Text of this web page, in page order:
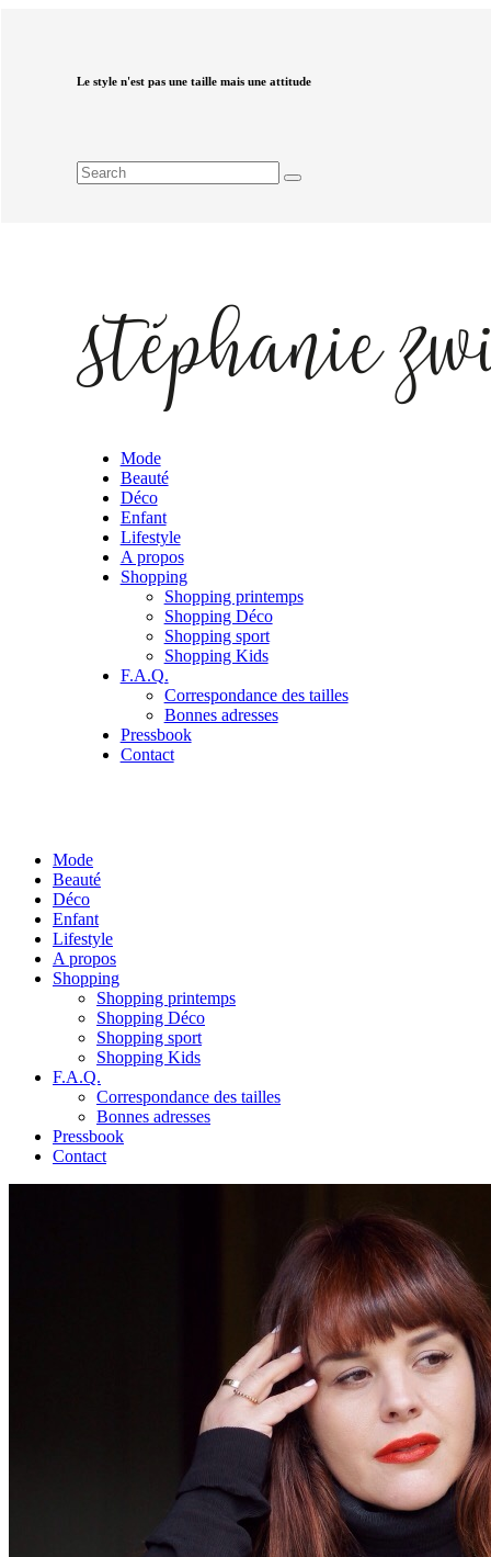
Le style n'est pas une taille mais une attitude
Mode
Beauté
Déco
Enfant
Lifestyle
A propos
Shopping
Shopping printemps
Shopping Déco
Shopping sport
Shopping Kids
F.A.Q.
Correspondance des tailles
Bonnes adresses
Pressbook
Contact
Mode
Beauté
Déco
Enfant
Lifestyle
A propos
Shopping
Shopping printemps
Shopping Déco
Shopping sport
Shopping Kids
F.A.Q.
Correspondance des tailles
Bonnes adresses
Pressbook
Contact